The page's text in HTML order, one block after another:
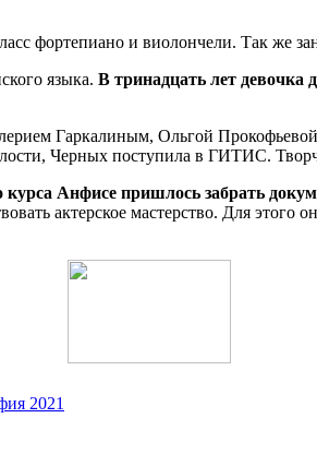
фортепиано и виолончели. Так же
языка. В тринадцать лет
Гаркалиным, Ольгой
Черных поступила в ГИТИС.
курса Анфисе пришлось забрать
актерское мастерство. Для этого
2021